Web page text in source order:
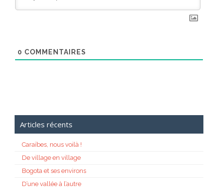
0 COMMENTAIRES
Articles récents
Caraïbes, nous voilà !
De village en village
Bogota et ses environs
D’une vallée à l’autre